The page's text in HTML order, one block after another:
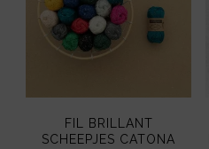
FIL BRILLANT
SCHEEPJES CATONA